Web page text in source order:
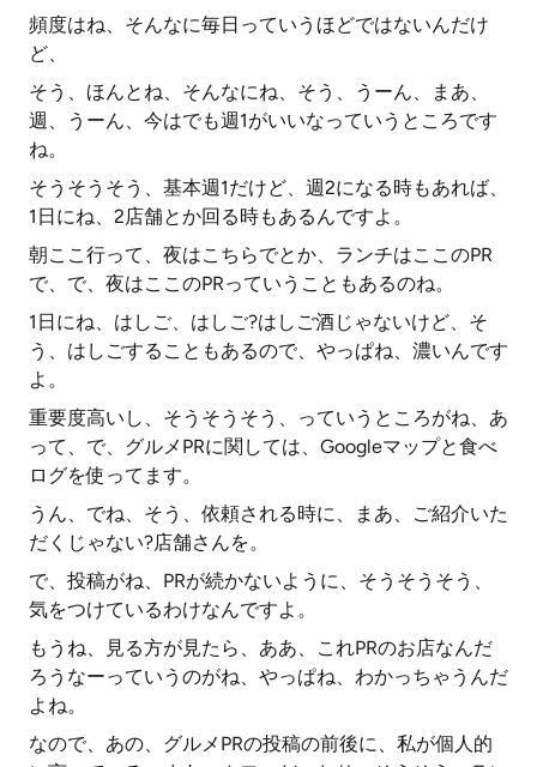
頻度はね、そんなに毎日っていうほどではないんだけ
ど、
そう、ほんとね、そんなにね、そう、うーん、まあ、
週、うーん、今はでも週1がいいなっていうところです
ね。
そうそうそう、基本週1だけど、週2になる時もあれば、
1日にね、2店舗とか回る時もあるんですよ。
朝ここ行って、夜はこちらでとか、ランチはここのPR
で、で、夜はここのPRっていうこともあるのね。
1日にね、はしご、はしご?はしご酒じゃないけど、そ
う、はしごすることもあるので、やっぱね、濃いんです
よ。
重要度高いし、そうそうそう、っていうところがね、あ
って、で、グルメPRに関しては、Googleマップと食べ
ログを使ってます。
うん、でね、そう、依頼される時に、まあ、ご紹介いた
だくじゃない?店舗さんを。
で、投稿がね、PRが続かないように、そうそうそう、
気をつけているわけなんですよ。
もうね、見る方が見たら、ああ、これPRのお店なんだ
ろうなーっていうのがね、やっぱね、わかっちゃうんだ
よね。
なので、あの、グルメPRの投稿の前後に、私が個人的